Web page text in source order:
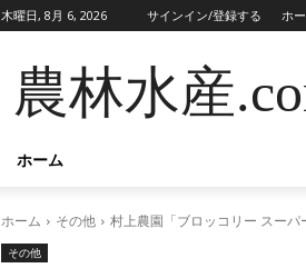
木曜日, 8月 6, 2026 サインイン/登録する ホ
農林水産
ホーム
ホーム その他 村上農園「ブロッコリー スー
その他